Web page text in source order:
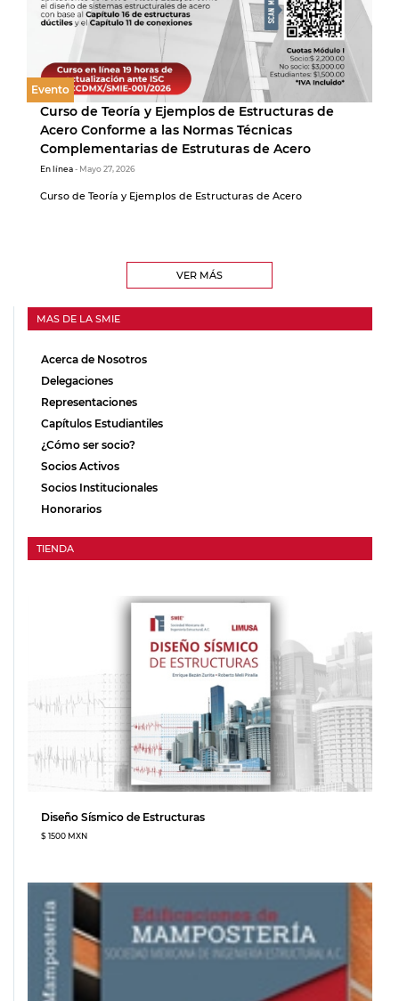
Evento
Curso de Teoría y Ejemplos de Estructuras de
Acero Conforme a las Normas Técnicas
Complementarias de Estruturas de Acero
En línea- Mayo 27, 2026
Curso de Teoría y Ejemplos de Estructuras de Acero
VER MÁS
MAS DE LA SMIE
Acerca de Nosotros
Delegaciones
Representaciones
Capítulos Estudiantiles
¿Cómo ser socio?
Socios Activos
Socios Institucionales
Honorarios
TIENDA
Diseño Sísmico de Estructuras
$ 1500 MXN